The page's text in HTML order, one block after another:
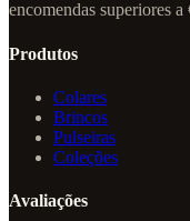
encomendas superiores
Produtos
Colares
Brincos
Pulseiras
Coleções
Avaliações